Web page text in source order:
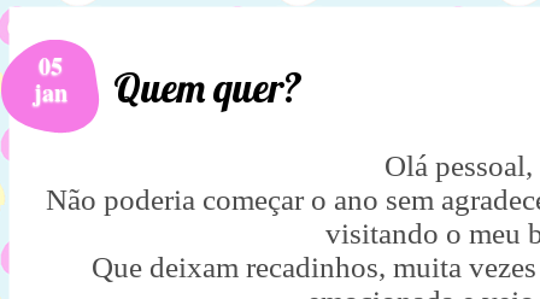
05
jan Quem quer?
Olá pessoal,
Não poderia começar o ano sem
visitando o meu
Que deixam recadinhos, muita